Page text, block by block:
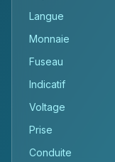
Langue
Monnaie
Fuseau
Indicatif
Voltage
Prise
Conduite